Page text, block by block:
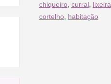
chiqueiro, curral, lixeira
cortelho, habitação